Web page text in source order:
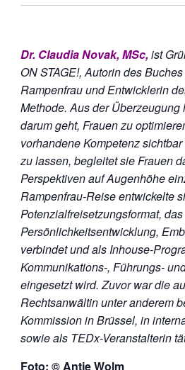
Dr. Claudia Novak, MSc,ist
ON STAGE!, Autorin des
Rampenfrau und Entwicklerin
Methode. Aus der Überzeugung
darum geht, Frauen zu
vorhandene Kompetenz
zu lassen, begleitet sie Frauen
Perspektiven auf Augenhöhe
Rampenfrau-Reise entwickelte
Potenzialfreisetzungsformat, das
Persönlichkeitsentwicklung,
verbindet und als Inhouse-
Kommunikations-, Führungs-
eingesetzt wird. Zuvor war die
Rechtsanwältin unter anderem
Kommission in Brüssel, in
sowie als TEDx-Veranstalterin
Foto: © Antje Wolm